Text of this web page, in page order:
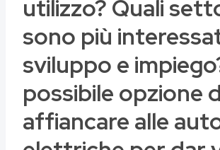
utilizzo? Quali
sono più
sviluppo e
possibile opzione
affiancare alle